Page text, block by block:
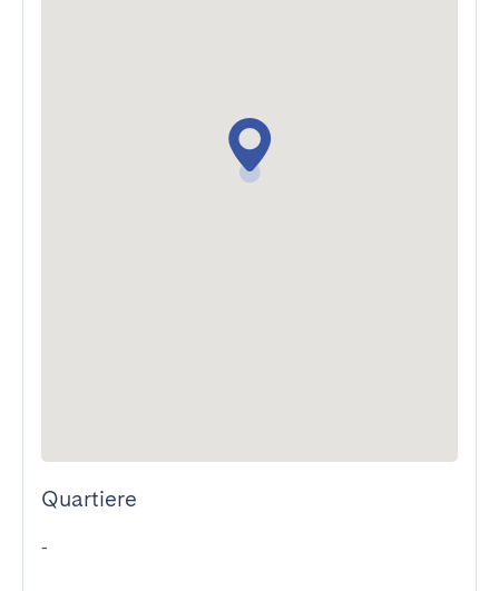
Quartiere
-